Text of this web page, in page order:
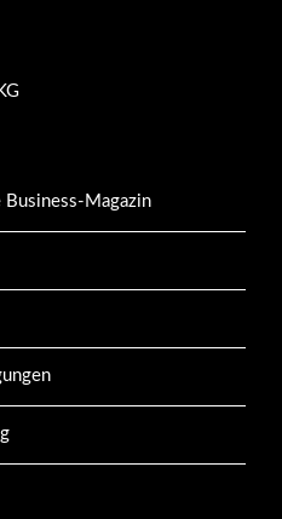
Business-Magazin